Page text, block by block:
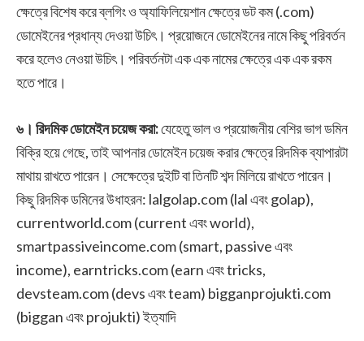
ক্ষেত্রে বিশেষ করে ব্লগিং ও অ্যাফিলিয়েশান ক্ষেত্রে ডট কম (.com)
ডোমেইনের প্রধান্য দেওয়া উচিৎ। প্রয়োজনে ডোমেইনের নামে কিছু পরিবর্তন
করে হলেও নেওয়া উচিৎ। পরিবর্তনটা এক এক নামের ক্ষেত্রে এক এক রকম
হতে পারে।
৬। রিদমিক ডোমেইন চয়েজ করা:যেহেতু ভাল ও প্রয়োজনীয় বেশির ভাগ ডমিন
বিক্রি হয়ে গেছে, তাই আপনার ডোমেইন চয়েজ করার ক্ষেত্রে রিদমিক ব্যাপারটা
মাথায় রাখতে পারেন। সেক্ষেত্রে দুইটি বা তিনটি শব্দ মিলিয়ে রাখতে পারেন।
কিছু রিদমিক ডমিনের উধাহরন: lalgolap.com (lal এবং golap),
currentworld.com (current এবং world),
smartpassiveincome.com (smart, passive এবং
income), earntricks.com (earn এবং tricks,
devsteam.com (devs এবং team) bigganprojukti.com
(biggan এবং projukti) ইত্যাদি